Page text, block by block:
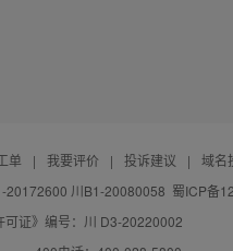
单 | 我要评价 | 投诉建议 |
域名
20172600 川B1-20080058 蜀ICP备
可证》编号：川 D3-20220002